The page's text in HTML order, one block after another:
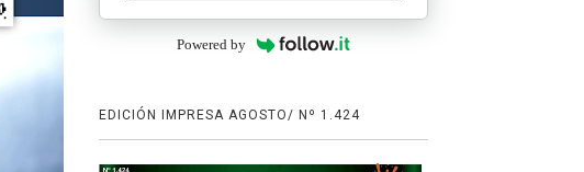
Powered by
EDICIÓN IMPRESA AGOSTO/ Nº 1.424